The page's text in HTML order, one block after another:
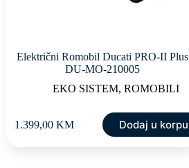
Električni Romobil Ducati PRO-II Plus
DU-MO-210005
EKO SISTEM,ROMOBILI
1.399,00 KM Dodaj u korpu